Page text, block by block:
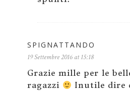
SPIGNATTANDO
19 Settembre 2016 at 15:18
Grazie mille per le
ragazzi
Inutile dire